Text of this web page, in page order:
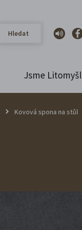
Jsme Litomyšl
Kovová spona na stůl